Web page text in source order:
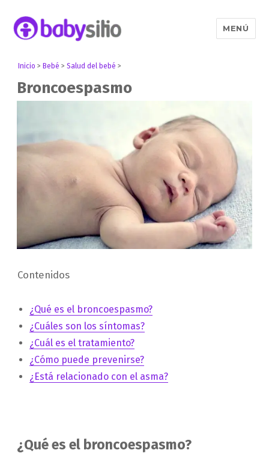
MENÚ
Inicio > Bebé >Salud del bebé >
Broncoespasmo
Contenidos
¿Qué es el broncoespasmo?
¿Cuáles son los síntomas?
¿Cuál es el tratamiento?
¿Cómo puede prevenirse?
¿Está relacionado con el asma?
¿Qué es el broncoespasmo?